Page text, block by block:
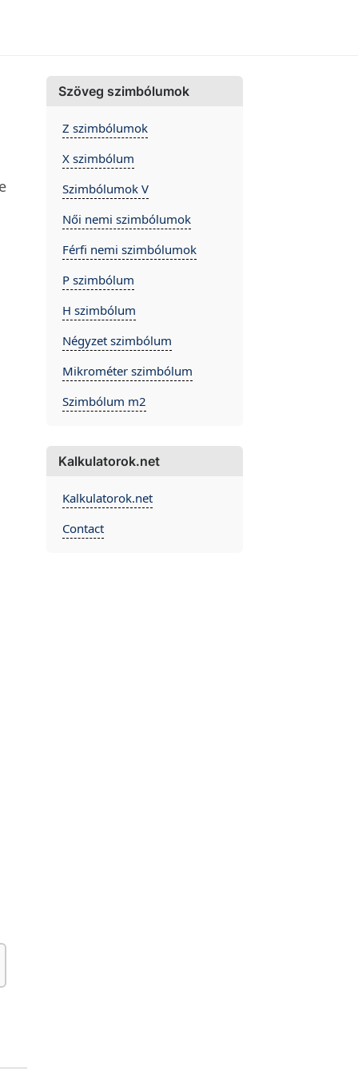
Szöveg szimbólumok
Z szimbólumok
X szimbólum
Szimbólumok V
Női nemi szimbólumok
Férfi nemi szimbólumok
P szimbólum
H szimbólum
Négyzet szimbólum
Mikrométer szimbólum
Szimbólum m2
Kalkulatorok.net
Kalkulatorok.net
Contact